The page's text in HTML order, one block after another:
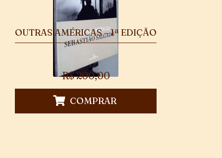
OUTRAS AMÉRICAS – 1ª EDIÇÃO
R$200,00
COMPRAR